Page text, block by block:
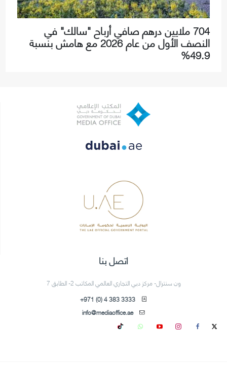
704 ملايين درهم صافي أرباح "سالك" في
النصف الأول من عام 2026 مع هامش بنسبة
49.9%
اتصل بنا
ون سنترال- مركز دبي التجاري العالمي المكاتب 2- الطابق 7
+971 (0) 4 383 3333
info@mediaoffice.ae